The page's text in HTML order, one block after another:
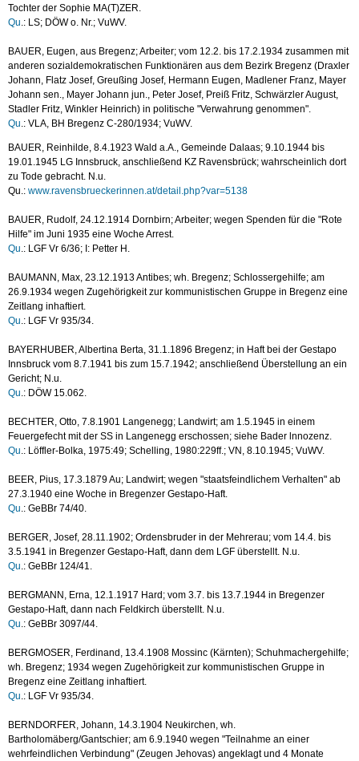
Tochter der Sophie MA(T)ZER.
Qu .: LS; DÖW o. Nr.; VuWV.
BAUER, Eugen, aus Bregenz; Arbeiter; vom 12.2. bis 17.2.1934 zusammen mit
anderen sozialdemokratischen Funktionären aus dem Bezirk Bregenz (Draxler
Johann, Flatz Josef, Greußing Josef, Hermann Eugen, Madlener Franz, Mayer
Johann sen., Mayer Johann jun., Peter Josef, Preiß Fritz, Schwärzler August,
Stadler Fritz, Winkler Heinrich) in politische "Verwahrung genommen".
Qu .: VLA, BH Bregenz C-280/1934; VuWV.
BAUER, Reinhilde, 8.4.1923 Wald a.A., Gemeinde Dalaas; 9.10.1944 bis
19.01.1945 LG Innsbruck, anschließend KZ Ravensbrück; wahrscheinlich dort
zu Tode gebracht. N.u.
Qu.: www.ravensbrueckerinnen.at/detail.php?var=5138
BAUER, Rudolf, 24.12.1914 Dornbirn; Arbeiter; wegen Spenden für die "Rote
Hilfe" im Juni 1935 eine Woche Arrest.
Qu .: LGF Vr 6/36; I: Petter H.
BAUMANN, Max, 23.12.1913 Antibes; wh. Bregenz; Schlossergehilfe; am
26.9.1934 wegen Zugehörigkeit zur kommunistischen Gruppe in Bregenz eine
Zeitlang inhaftiert.
Qu .: LGF Vr 935/34.
BAYERHUBER, Albertina Berta, 31.1.1896 Bregenz; in Haft bei der Gestapo
Innsbruck vom 8.7.1941 bis zum 15.7.1942; anschließend Überstellung an ein
Gericht; N.u.
Qu .: DÖW 15.062.
BECHTER, Otto, 7.8.1901 Langenegg; Landwirt; am 1.5.1945 in einem
Feuergefecht mit der SS in Langenegg erschossen; siehe Bader lnnozenz.
Qu .: Löffler-Bolka, 1975:49; Schelling, 1980:229ff.; VN, 8.10.1945; VuWV.
BEER, Pius, 17.3.1879 Au; Landwirt; wegen "staatsfeindlichem Verhalten" ab
27.3.1940 eine Woche in Bregenzer Gestapo-Haft.
Qu .: GeBBr 74/40.
BERGER, Josef, 28.11.1902; Ordensbruder in der Mehrerau; vom 14.4. bis
3.5.1941 in Bregenzer Gestapo-Haft, dann dem LGF überstellt. N.u.
Qu .: GeBBr 124/41.
BERGMANN, Erna, 12.1.1917 Hard; vom 3.7. bis 13.7.1944 in Bregenzer
Gestapo-Haft, dann nach Feldkirch überstellt. N.u.
Qu .: GeBBr 3097/44.
BERGMOSER, Ferdinand, 13.4.1908 Mossinc (Kärnten); Schuhmachergehilfe;
wh. Bregenz; 1934 wegen Zugehörigkeit zur kommunistischen Gruppe in
Bregenz eine Zeitlang inhaftiert.
Qu .: LGF Vr 935/34.
BERNDORFER, Johann, 14.3.1904 Neukirchen, wh.
Bartholomäberg/Gantschier; am 6.9.1940 wegen "Teilnahme an einer
wehrfeindlichen Verbindung" (Zeugen Jehovas) angeklagt und 4 Monate